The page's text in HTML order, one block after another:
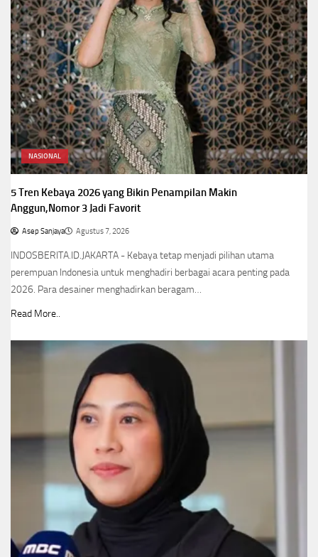
NASIONAL
5 Tren Kebaya 2026 yang Bikin Penampilan Makin
Anggun,Nomor 3 Jadi Favorit
Asep Sanjaya Agustus 7, 2026
INDOSBERITA.ID.JAKARTA - Kebaya tetap menjadi pilihan utama
perempuan Indonesia untuk menghadiri berbagai acara penting pada
2026. Para desainer menghadirkan beragam…
Read More..